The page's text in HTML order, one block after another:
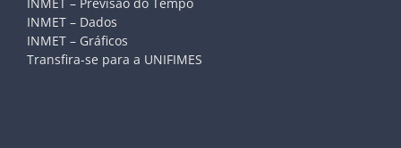
INMET – Dados
INMET – Gráficos
Transfira-se para a UNIFIMES